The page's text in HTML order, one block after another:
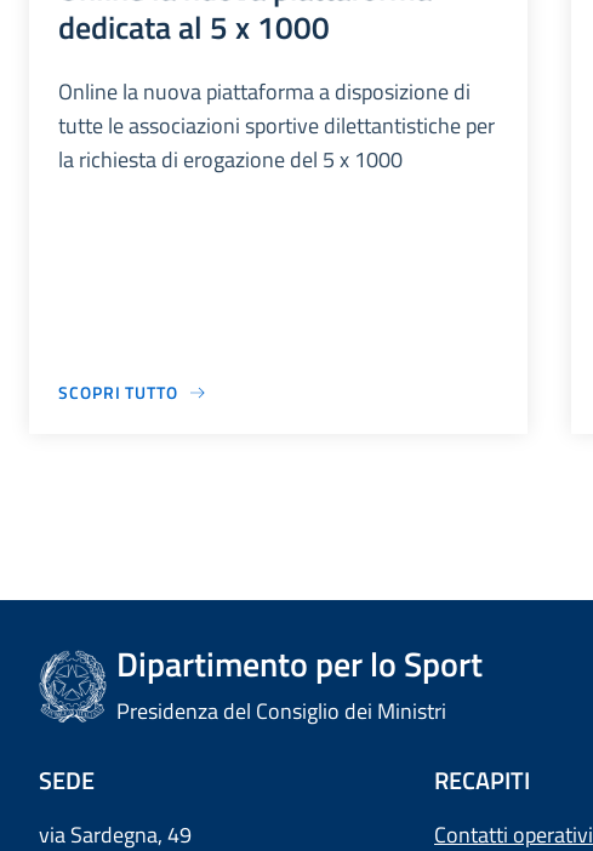
dedicata al 5 x 1000
Online la nuova piattaforma a disposizione di
tutte le associazioni sportive dilettantistiche per
la richiesta di erogazione del 5 x 1000
SCOPRI TUTTO
Dipartimento per lo Sport
Presidenza del Consiglio dei Ministri
SEDE
via Sardegna, 49
RECAPITI
Contatti operativi